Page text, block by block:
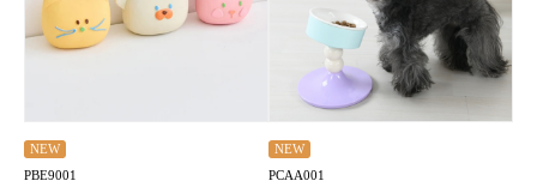
NEW
PBE9001
NEW
PCAA001